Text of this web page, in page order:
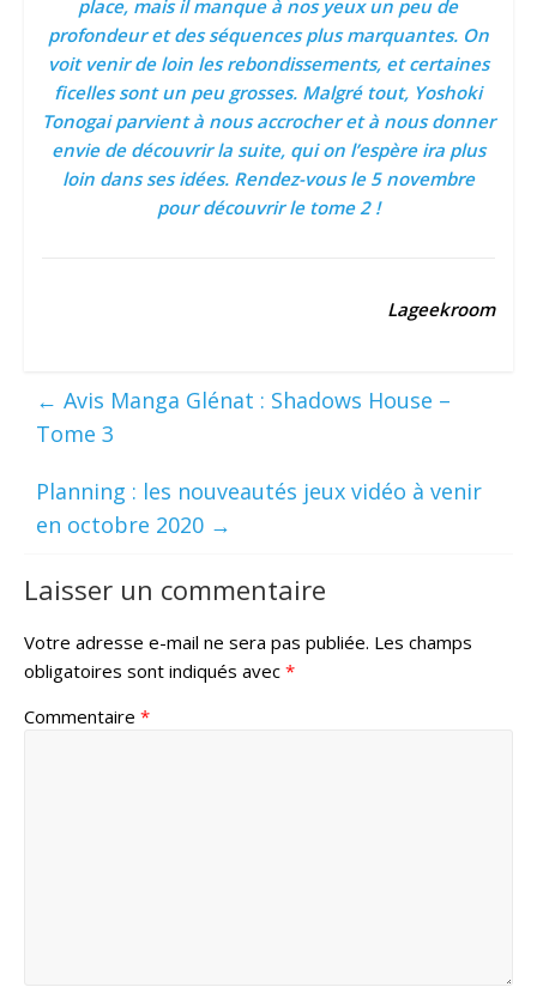
place, mais il manque à nos yeux un peu de
profondeur et des séquences plus marquantes. On
voit venir de loin les rebondissements, et certaines
ficelles sont un peu grosses. Malgré tout, Yoshoki
Tonogai parvient à nous accrocher et à nous donner
envie de découvrir la suite, qui on l’espère ira plus
loin dans ses idées. Rendez-vous le 5 novembre
pour découvrir le tome 2 !
Lageekroom
← Avis Manga Glénat : Shadows House –
Tome 3
Planning : les nouveautés jeux vidéo à venir
en octobre 2020 →
Laisser un commentaire
Votre adresse e-mail ne sera pas publiée. Les champs
obligatoires sont indiqués avec *
Commentaire *